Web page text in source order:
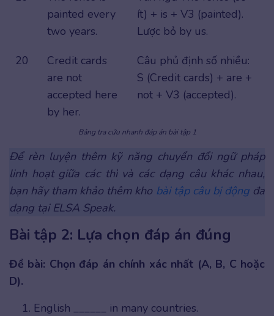
painted every
two years.
ít) + is + V3 (painted).
Lược bỏ by us.
20
Credit cards
are not
accepted here
by her.
Câu phủ định số nhiều:
S (Credit cards) + are +
not + V3 (accepted).
Bảng tra cứu nhanh đáp án bài tập 1
Để rèn luyện thêm kỹ năng chuyển đổi ngữ pháp
linh hoạt giữa các thì và các dạng câu khác nhau,
bạn hãy tham khảo thêm kho bài tập câu bị độngđa
dạng tại ELSA Speak.
Bài tập 2: Lựa chọn đáp án đúng
Đề bài: Chọn đáp án chính xác nhất (A, B, C hoặc
D).
English ______ in many countries.